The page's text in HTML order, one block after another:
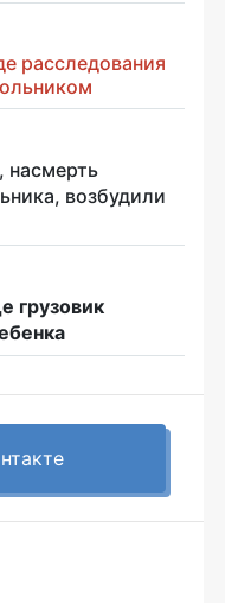
расследования
насмерть
возбудили
грузовик